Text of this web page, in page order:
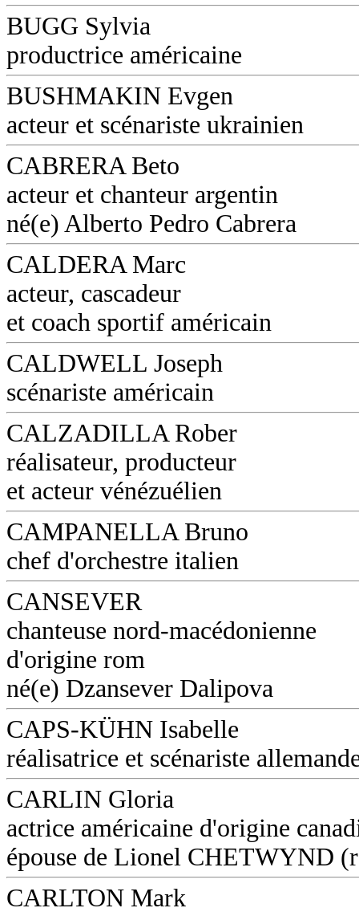
BUGG Sylvia
productrice américaine
BUSHMAKIN Evgen
acteur et scénariste ukrainien
CABRERA Beto
acteur et chanteur argentin
né(e) Alberto Pedro Cabrera
CALDERA Marc
acteur, cascadeur
et coach sportif américain
CALDWELL Joseph
scénariste américain
CALZADILLA Rober
réalisateur, producteur
et acteur vénézuélien
CAMPANELLA Bruno
chef d'orchestre italien
CANSEVER
chanteuse nord-macédonienne
d'origine rom
né(e) Dzansever Dalipova
CAPS-KÜHN Isabelle
réalisatrice et scénariste
CARLIN Gloria
actrice américaine d'origine
épouse de Lionel CHETWYND
CARLTON Mark